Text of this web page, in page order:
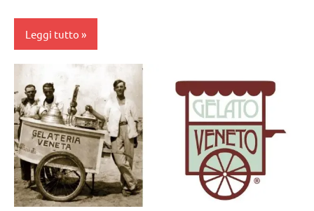
Leggi tutto
artigianale